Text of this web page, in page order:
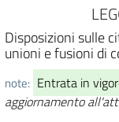
Disposizioni sulle
unioni e fusioni di
note: Entrata in
aggiornamento